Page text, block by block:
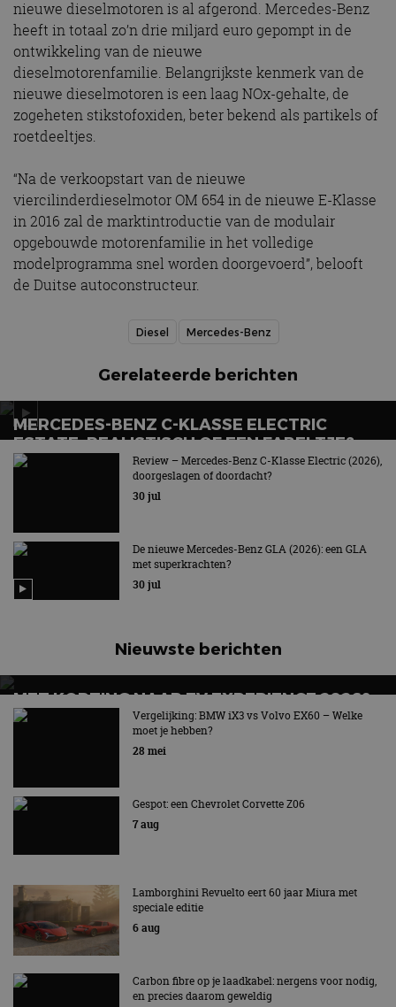
nieuwe dieselmotoren is al afgerond. Mercedes-Benz
heeft in totaal zo’n drie miljard euro gepompt in de
ontwikkeling van de nieuwe
dieselmotorenfamilie. Belangrijkste kenmerk van de
nieuwe dieselmotoren is een laag NOx-gehalte, de
zogeheten stikstofoxiden, beter bekend als partikels of
roetdeeltjes.
“Na de verkoopstart van de nieuwe
viercilinderdieselmotor OM 654 in de nieuwe E-Klasse
in 2016 zal de marktintroductie van de modulair
opgebouwde motorenfamilie in het volledige
modelprogramma snel worden doorgevoerd”, belooft
de Duitse autoconstructeur.
Diesel Mercedes-Benz
Gerelateerde berichten
MERCEDES-BENZ C-KLASSE ELECTRIC
ESTATE: REALISTISCH OF EEN FABELTJE?
Het verlossende antwoordReview – Mercedes-Benz C-Klasse Electric (2026),
doorgeslagen of doordacht?
30 jul
De nieuwe Mercedes-Benz GLA (2026): een GLA
met superkrachten?
30 jul
Nieuwste berichten
MET KORTING NAAR EV EXPERIENCE 2026?
AUTORAI REGELT HET!
EV Experience 2026 van 24 tot 26 september
Vergelijking: BMW iX3 vs Volvo EX60 – Welke
moet je hebben?
28 mei
Gespot: een Chevrolet Corvette Z06
7 aug
Lamborghini Revuelto eert 60 jaar Miura met
speciale editie
6 aug
Carbon fibre op je laadkabel: nergens voor nodig,
en precies daarom geweldig